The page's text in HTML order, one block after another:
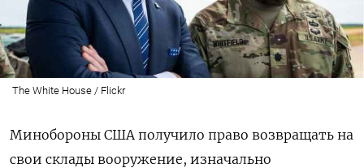
The White House / Flickr
Минобороны США получило право возвращать на
свои склады вооружение, изначально